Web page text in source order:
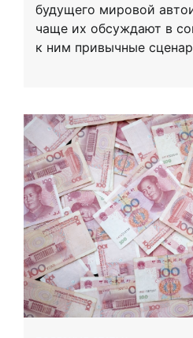
будущего мировой
чаще их обсуждают в
к ним привычные